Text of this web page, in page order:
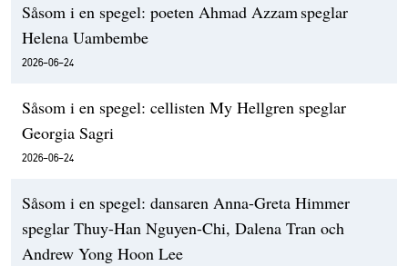
Såsom i en spegel: poeten Ahmad Azzam speglar
Helena Uambembe
2026-06-24
Såsom i en spegel: cellisten My Hellgren speglar
Georgia Sagri
2026-06-24
Såsom i en spegel: dansaren Anna-Greta Himmer
speglar Thuy-Han Nguyen-Chi, Dalena Tran och
Andrew Yong Hoon Lee